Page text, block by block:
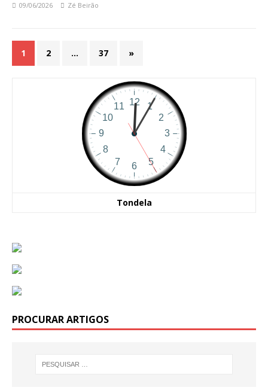
09/06/2026 Zé Beirão
1 2 … 37 »
Tondela
PROCURAR ARTIGOS